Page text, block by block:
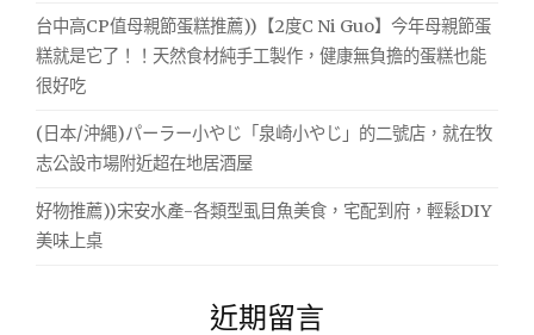
台中高CP值母親節蛋糕推薦))【2度C Ni Guo】今年母親節蛋
糕就是它了！！天然食材純手工製作，健康無負擔的蛋糕也能
很好吃
(日本/沖繩)パーラー小やじ「泉崎小やじ」的二號店，就在牧
志公設市場附近超在地居酒屋
好物推薦))宋安水產-各類型虱目魚美食，宅配到府，輕鬆DIY
美味上桌
近期留言